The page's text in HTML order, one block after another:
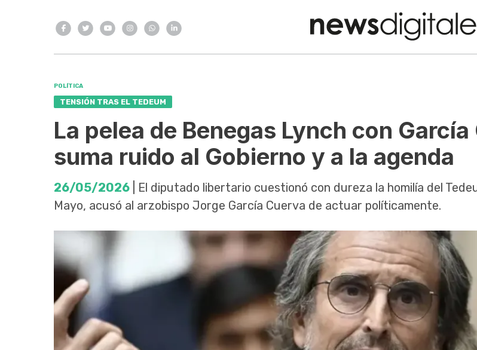
POLÍTICA
TENSIÓN TRAS EL TEDEUM
La pelea de Benegas Lynch con
suma ruido al Gobierno y a la agenda
26/05/2026 | El diputado libertario cuestionó con dureza la homilía del
Mayo, acusó al arzobispo Jorge García Cuerva de actuar políticamente.